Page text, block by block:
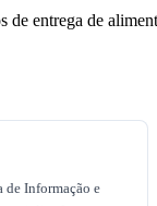
de entrega de
de Informação e